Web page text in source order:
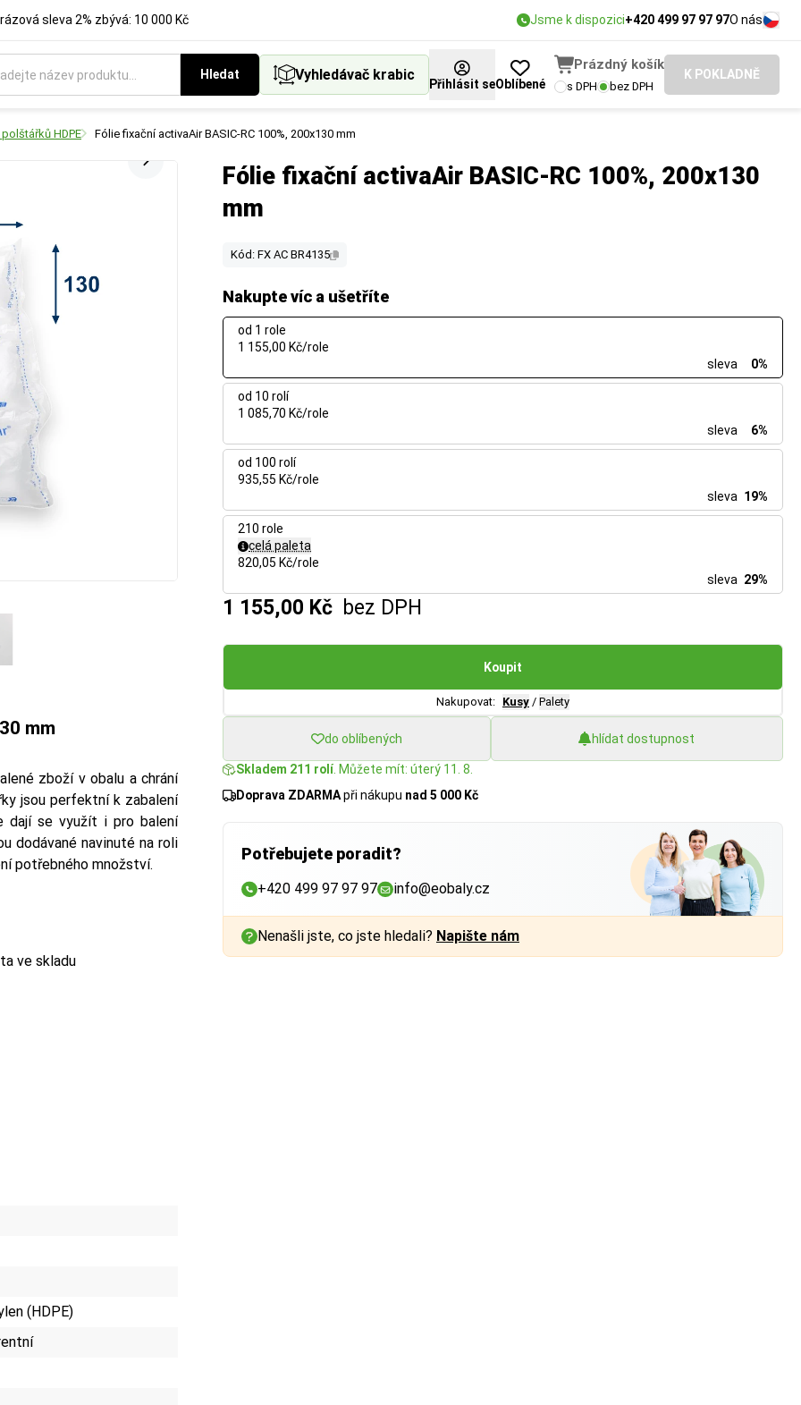
sleva 2% zbývá: 10 000 Kč Jsme k dispozici+420 499 97 97 97O nás
Hledat Vyhledávač krabic
Přihlásit seOblíbené
Prázdný košík
s DPH bez DPH
K POKLADNĚ
HDPE Fólie fixační activaAir BASIC-RC 100%, 200x130 mm
Fólie fixační activaAir BASIC-RC 100%, 200x130
mm
Kód: FX AC BR4135
Nakupte víc a ušetříte
od 1 role
1 155,00 Kč/role
sleva
0%
od 10 rolí
1 085,70 Kč/role
sleva
6%
od 100 rolí
935,55 Kč/role
sleva 19%
210 role
celá paleta
820,05 Kč/role
sleva 29%
1 155,00 Kč bez DPH
Koupit
Nakupovat: Kusy / Palety
do oblíbených hlídat dostupnost
Skladem 211 rolí. Můžete mít: úterý 11. 8.
Doprava ZDARMApři nákupu nad 5 000 Kč
Potřebujete poradit?
+420 499 97 97 97 info@eobaly.cz
Nenašli jste, co jste hledali? Napište nám
mm
zboží v obalu a chrání
jsou perfektní k zabalení
dají se využít i pro balení
dodávané navinuté na roli
potřebného množství.
ve skladu
(HDPE)